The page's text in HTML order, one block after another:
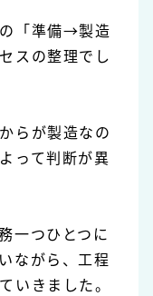
「準備→製造
スの整理でし
らが製造なの
って判断が異
一つひとつに
ながら、工程
いきました。